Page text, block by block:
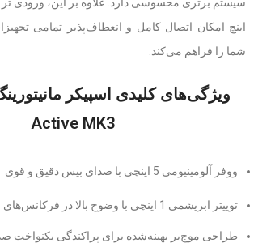
اینچ امکان اتصال کامل و انعطاف‌پذیر تمامی
شما را فراهم می‌کند.
Active MK3
ووفر آلومینیومی 5 اینچی با صدای بیس دقیق و قوی
توییتر ابریشمی 1 اینچی با وضوح بالا در فرکانس‌های بالا
طراحی موج‌بر بهینه‌شده برای پراکندگی یکنواخت